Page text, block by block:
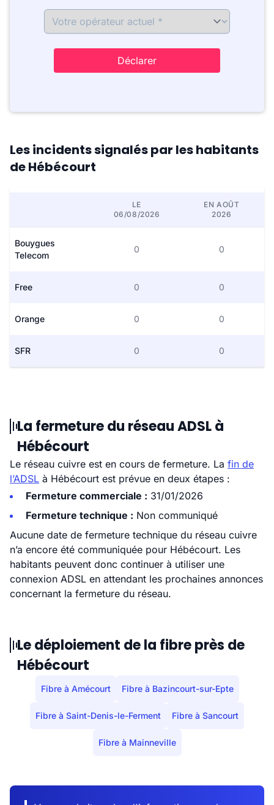
Déclarer
Les incidents signalés par les habitants
de Hébécourt
LE
06/08/2026
EN AOÛT
2026
Bouygues
Telecom
0 0
Free 0 0
Orange 0 0
SFR 0 0
La fermeture du réseau ADSL à
Hébécourt
Le réseau cuivre est en cours de fermeture. La fin de
l’ADSL à Hébécourt est prévue en deux étapes :
Fermeture commerciale : 31/01/2026
Fermeture technique : Non communiqué
Aucune date de fermeture technique du réseau cuivre
n’a encore été communiquée pour Hébécourt. Les
habitants peuvent donc continuer à utiliser une
connexion ADSL en attendant les prochaines annonces
concernant la fermeture du réseau.
Le déploiement de la fibre près de
Hébécourt
Fibre à Amécourt Fibre à Bazincourt-sur-Epte
Fibre à Saint-Denis-le-Ferment Fibre à Sancourt
Fibre à Mainneville